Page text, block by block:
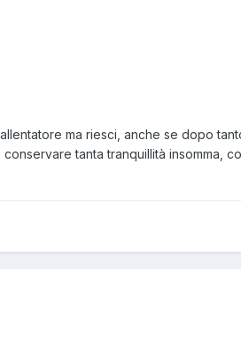
ma riesci, anche se dopo
tanta tranquillità insomma,